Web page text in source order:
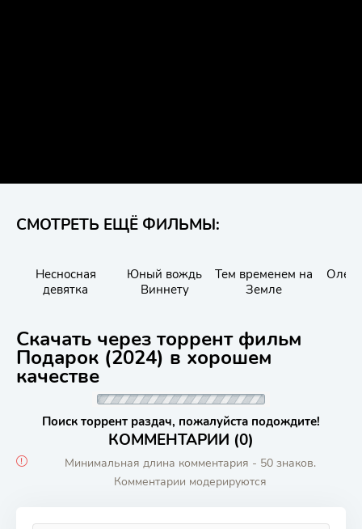
СМОТРЕТЬ ЕЩЁ ФИЛЬМЫ:
Несносная
девятка
Юный вождь
Виннету
Тем временем на
Земле
Скачать через торрент фильм
Подарок (2024) в хорошем
качестве
Поиск торрент раздач, пожалуйста подождите!
КОММЕНТАРИИ (0)
Минимальная длина комментария - 50 знаков.
Комментарии модерируются